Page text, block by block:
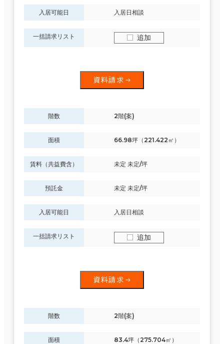
入居可能日 入居日相談
一括請求リスト 追加
資料請求
階数 2階(案)
面積 66.98坪（221.422㎡）
賃料（共益費含） 未定 未定/坪
預託金 未定 未定/坪
入居可能日 入居日相談
一括請求リスト 追加
資料請求
階数 2階(案)
面積 83.4坪（275.704㎡）